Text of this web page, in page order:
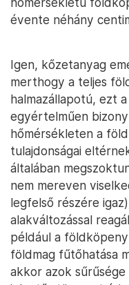
évente néhány
Igen, kőzetanyag
merthogy a teljes
halmazállapotú, ezt
egyértelműen
hőmérsékleten a
tulajdonságai
általában
nem mereven
legfelső részére
alakváltozással
például a
földmag fűtőhatása
akkor azok